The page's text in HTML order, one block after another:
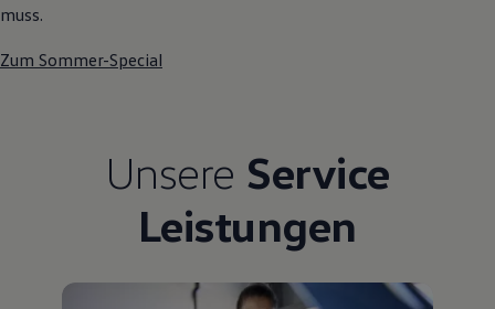
Kunden
75 Jahre Bulli Jubiläum
Bulli Magazin
muss.
Zum Sommer-Special
Unsere Service
Leistungen